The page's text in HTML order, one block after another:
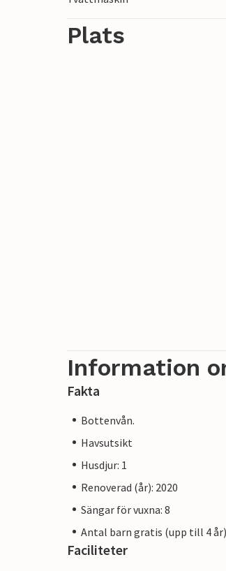
Plats
Information
Fakta
Bottenvån.
Havsutsikt
Husdjur: 1
Renoverad (år): 2020
Sängar för vuxna: 8
Antal barn gratis (upp till 4
Faciliteter